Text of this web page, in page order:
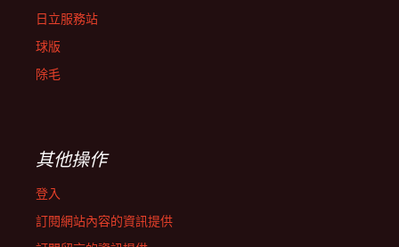
日立服務站
球版
除毛
其他操作
登入
訂閱網站內容的資訊提供